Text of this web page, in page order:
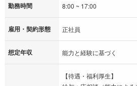
勤務時間 8:00 ~ 17:00
雇用・契約形態 正社員
想定年収 能力と経験に基づく
【待遇・福利厚生】